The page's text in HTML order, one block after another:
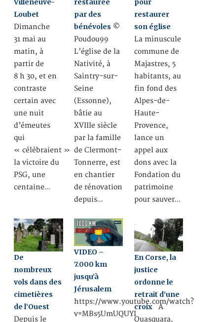
Villeneuve-
Loubet
Dimanche
31 mai au
matin, à
partir de
8 h 30, et en
contraste
certain avec
une nuit
d’émeutes
qui
« célébraient »
la victoire du
PSG, une
centaine…
restaurée
par des
bénévoles ©
Poudou99
L’église de la
Nativité, à
Saintry-sur-
Seine
(Essonne),
bâtie au
XVIIIe siècle
par la famille
de Clermont-
Tonnerre, est
en chantier
de rénovation
depuis…
pour
restaurer
son église
La minuscule
commune de
Majastres, 5
habitants, au
fin fond des
Alpes-de-
Haute-
Provence,
lance un
appel aux
dons avec la
Fondation du
patrimoine
pour sauver…
De
nombreux
vols dans des
cimetières
de l’Ouest
Depuis le
VIDEO –
7.000 km
jusqu’à
Jérusalem
https://www.youtube.com/watch?
v=MBs5UmUQUYI
En Corse, la
justice
ordonne le
retrait d’une
croixA
Quasquara,